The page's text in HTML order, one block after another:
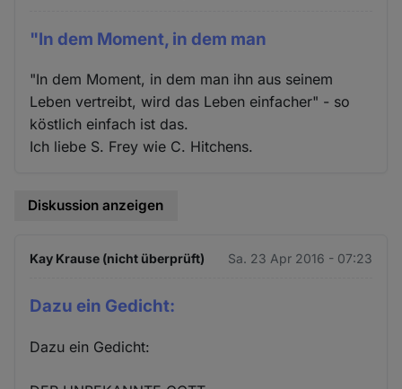
"In dem Moment, in dem man
"In dem Moment, in dem man ihn aus seinem
Leben vertreibt, wird das Leben einfacher" - so
köstlich einfach ist das.
Ich liebe S. Frey wie C. Hitchens.
Diskussion anzeigen
Kay Krause (nicht überprüft) Sa. 23 Apr 2016 - 07:23
Dazu ein Gedicht:
Dazu ein Gedicht: